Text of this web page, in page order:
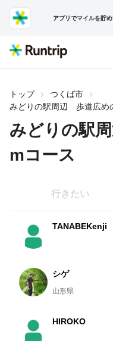
アプリでマイルを貯
トップ
つくば市
みどりの駅周辺 歩道広め
みどりの駅
mコース
行きたい
TANABEKenji
シゲ
山形県
HIROKO